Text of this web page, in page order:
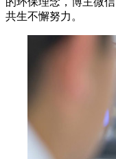
共生不懈努力。